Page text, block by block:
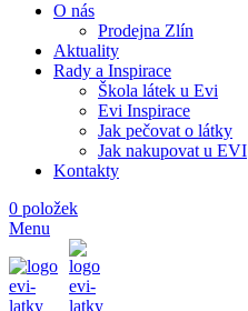
O nás
Prodejna Zlín
Aktuality
Rady a Inspirace
Škola látek u Evi
Evi Inspirace
Jak pečovat o látky
Jak nakupovat u EVI
Kontakty
0 položek
Menu